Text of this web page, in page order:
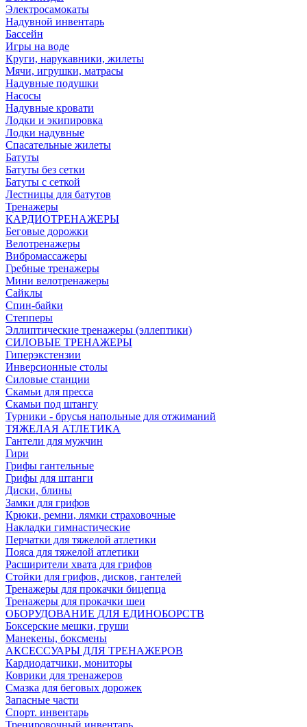
Электросамокаты
Надувной инвентарь
Бассейн
Игры на воде
Круги, нарукавники, жилеты
Мячи, игрушки, матрасы
Надувные подушки
Насосы
Надувные кровати
Лодки и экипировка
Лодки надувные
Спасательные жилеты
Батуты
Батуты без сетки
Батуты с сеткой
Лестницы для батутов
Тренажеры
КАРДИОТРЕНАЖЕРЫ
Беговые дорожки
Велотренажеры
Вибромассажеры
Гребные тренажеры
Мини велотренажеры
Сайклы
Спин-байки
Степперы
Эллиптические тренажеры (эллептики)
СИЛОВЫЕ ТРЕНАЖЕРЫ
Гиперэкстензии
Инверсионные столы
Силовые станции
Скамьи для пресса
Скамьи под штангу
Турники - брусья напольные для отжиманий
ТЯЖЕЛАЯ АТЛЕТИКА
Гантели для мужчин
Гири
Грифы гантельные
Грифы для штанги
Диски, блины
Замки для грифов
Крюки, ремни, лямки страховочные
Накладки гимнастические
Перчатки для тяжелой атлетики
Пояса для тяжелой атлетики
Расширители хвата для грифов
Стойки для грифов, дисков, гантелей
Тренажеры для прокачки бицепца
Тренажеры для прокачки шеи
ОБОРУДОВАНИЕ ДЛЯ ЕДИНОБОРСТВ
Боксерские мешки, груши
Манекены, боксмены
АКСЕССУАРЫ ДЛЯ ТРЕНАЖЕРОВ
Кардиодатчики, мониторы
Коврики для тренажеров
Смазка для беговых дорожек
Запасные части
Спорт. инвентарь
Тренировочный инвентарь